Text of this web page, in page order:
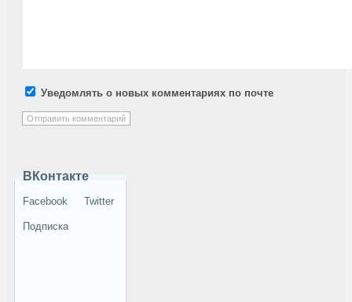
Уведомлять о новых комментариях по почте
ВКонтакте
Facebook Twitter
Подписка